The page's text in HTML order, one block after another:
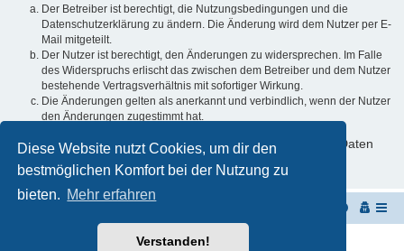
Diese Website nutzt Cookies, um dir den
bestmöglichen Komfort bei der Nutzung zu
bieten. Mehr erfahren
Verstanden!
Der Betreiber ist berechtigt, die Nutzungsbedingungen und die
Datenschutzerklärung zu ändern. Die Änderung wird dem Nutzer per E-
Mail mitgeteilt.
Der Nutzer ist berechtigt, den Änderungen zu widersprechen. Im Falle
des Widerspruchs erlischt das zwischen dem Betreiber und dem Nutzer
bestehende Vertragsverhältnis mit sofortiger Wirkung.
Die Änderungen gelten als anerkannt und verbindlich, wenn der Nutzer
den Änderungen zugestimmt hat.
Informationen über den Umgang mit deinen persönlichen Daten
sind in der Datenschutzerklärung enthalten.
Powered byphpBB® Forum Software © phpBB Limited